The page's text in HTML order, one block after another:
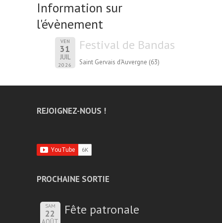
Information sur
l'évènement
VEN
31
JUIL
2026
Festival de Bandas
Saint Gervais d'Auvergne (63)
REJOIGNEZ-NOUS !
PROCHAINE SORTIE
SAM
22 Fête patronale